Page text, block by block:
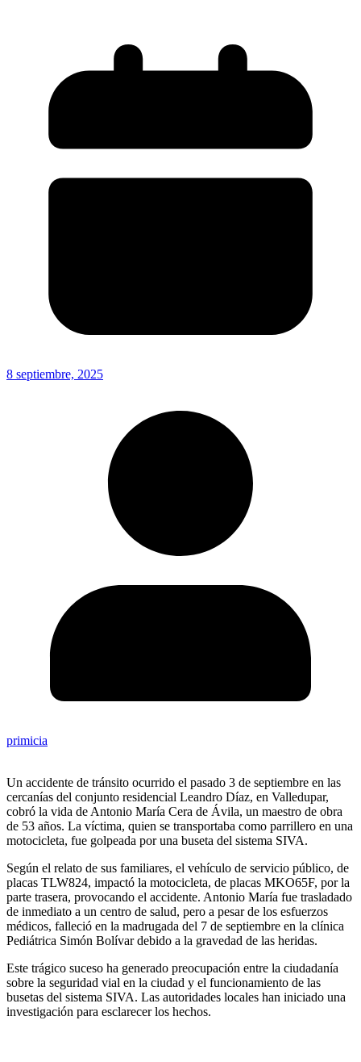
8 septiembre, 2025
primicia
Un accidente de tránsito ocurrido el pasado 3 de septiembre en las
cercanías del conjunto residencial Leandro Díaz, en Valledupar,
cobró la vida de Antonio María Cera de Ávila, un maestro de obra
de 53 años. La víctima, quien se transportaba como parrillero en una
motocicleta, fue golpeada por una buseta del sistema SIVA.
Según el relato de sus familiares, el vehículo de servicio público, de
placas TLW824, impactó la motocicleta, de placas MKO65F, por la
parte trasera, provocando el accidente. Antonio María fue trasladado
de inmediato a un centro de salud, pero a pesar de los esfuerzos
médicos, falleció en la madrugada del 7 de septiembre en la clínica
Pediátrica Simón Bolívar debido a la gravedad de las heridas.
Este trágico suceso ha generado preocupación entre la ciudadanía
sobre la seguridad vial en la ciudad y el funcionamiento de las
busetas del sistema SIVA. Las autoridades locales han iniciado una
investigación para esclarecer los hechos.